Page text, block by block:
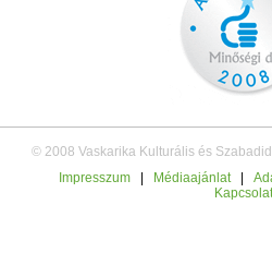
© 2008 Vaskarika Kulturális és
Impresszum
Médiaajánlat
Kapcsolat